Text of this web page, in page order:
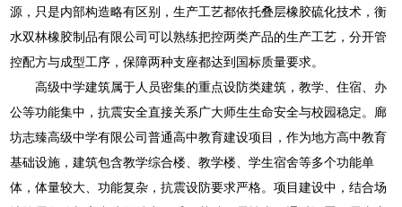
源，只是内部构造略有区别，生产工艺都依托叠层橡胶硫化技术，衡
水双林橡胶制品有限公司可以熟练把控两类产品的生产工艺，分开管
控配方与成型工序，保障两种支座都达到国标质量要求。
高级中学建筑属于人员密集的重点设防类建筑，教学、住宿、办
公等功能集中，抗震安全直接关系广大师生生命安全与校园稳定。廊
坊志臻高级中学有限公司普通高中教育建设项目，作为地方高中教育
基础设施，建筑包含教学综合楼、教学楼、学生宿舍等多个功能单
体，体量较大、功能复杂，抗震设防要求严格。项目建设中，结合场